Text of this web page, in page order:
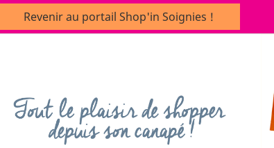
Revenir au portail Shop'in Soignies !